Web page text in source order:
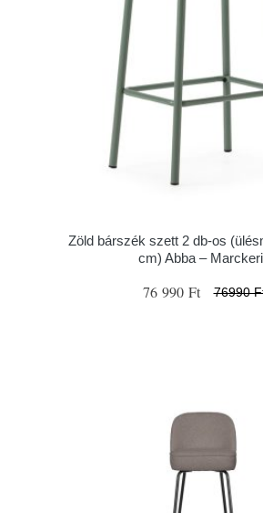
Zöld bárszék szett 2 db-os
cm) Abba –
76 990 Ft 76990